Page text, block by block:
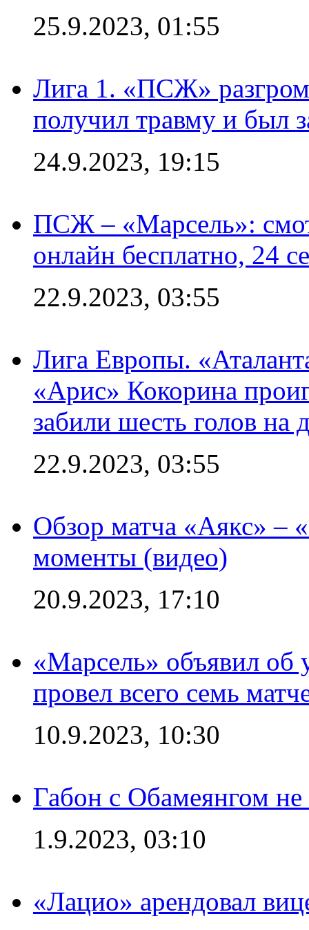
25.9.2023, 01:55
Лига 1. «ПСЖ»
получил травму и был
24.9.2023, 19:15
ПСЖ – «Марсель»:
онлайн бесплатно, 24
22.9.2023, 03:55
Лига Европы.
«Арис» Кокорина
забили шесть голов на
22.9.2023, 03:55
Обзор матча «Аякс» –
моменты (видео)
20.9.2023, 17:10
«Марсель» объявил об
провел всего семь
10.9.2023, 10:30
Габон с Обамеянгом
1.9.2023, 03:10
«Лацио» арендовал